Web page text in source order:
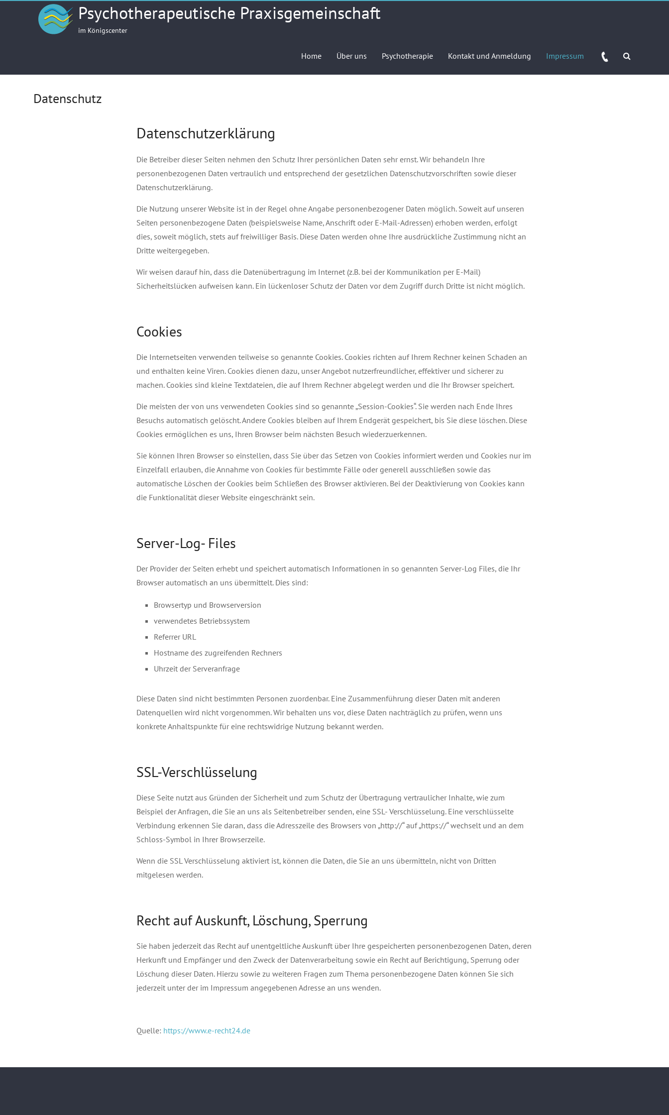
Psychotherapeutische Praxisgemeinschaft
im Königscenter
Home Über uns Psychotherapie Kontakt und Anmeldung Impressum
Datenschutz
Datenschutzerklärung
Die Betreiber dieser Seiten nehmen den Schutz Ihrer persönlichen Daten sehr ernst. Wir behandeln Ihre
personenbezogenen Daten vertraulich und entsprechend der gesetzlichen Datenschutzvorschriften sowie dieser
Datenschutzerklärung.
Die Nutzung unserer Website ist in der Regel ohne Angabe personenbezogener Daten möglich. Soweit auf unseren
Seiten personenbezogene Daten (beispielsweise Name, Anschrift oder E-Mail-Adressen) erhoben werden, erfolgt
dies, soweit möglich, stets auf freiwilliger Basis. Diese Daten werden ohne Ihre ausdrückliche Zustimmung nicht an
Dritte weitergegeben.
Wir weisen darauf hin, dass die Datenübertragung im Internet (z.B. bei der Kommunikation per E-Mail)
Sicherheitslücken aufweisen kann. Ein lückenloser Schutz der Daten vor dem Zugriff durch Dritte ist nicht möglich.
Cookies
Die Internetseiten verwenden teilweise so genannte Cookies. Cookies richten auf Ihrem Rechner keinen Schaden an
und enthalten keine Viren. Cookies dienen dazu, unser Angebot nutzerfreundlicher, effektiver und sicherer zu
machen. Cookies sind kleine Textdateien, die auf Ihrem Rechner abgelegt werden und die Ihr Browser speichert.
Die meisten der von uns verwendeten Cookies sind so genannte „Session-Cookies“. Sie werden nach Ende Ihres
Besuchs automatisch gelöscht. Andere Cookies bleiben auf Ihrem Endgerät gespeichert, bis Sie diese löschen. Diese
Cookies ermöglichen es uns, Ihren Browser beim nächsten Besuch wiederzuerkennen.
Sie können Ihren Browser so einstellen, dass Sie über das Setzen von Cookies informiert werden und Cookies nur im
Einzelfall erlauben, die Annahme von Cookies für bestimmte Fälle oder generell ausschließen sowie das
automatische Löschen der Cookies beim Schließen des Browser aktivieren. Bei der Deaktivierung von Cookies kann
die Funktionalität dieser Website eingeschränkt sein.
Server-Log- Files
Der Provider der Seiten erhebt und speichert automatisch Informationen in so genannten Server-Log Files, die Ihr
Browser automatisch an uns übermittelt. Dies sind:
Browsertyp und Browserversion
verwendetes Betriebssystem
Referrer URL
Hostname des zugreifenden Rechners
Uhrzeit der Serveranfrage
Diese Daten sind nicht bestimmten Personen zuordenbar. Eine Zusammenführung dieser Daten mit anderen
Datenquellen wird nicht vorgenommen. Wir behalten uns vor, diese Daten nachträglich zu prüfen, wenn uns
konkrete Anhaltspunkte für eine rechtswidrige Nutzung bekannt werden.
SSL-Verschlüsselung
Diese Seite nutzt aus Gründen der Sicherheit und zum Schutz der Übertragung vertraulicher Inhalte, wie zum
Beispiel der Anfragen, die Sie an uns als Seitenbetreiber senden, eine SSL- Verschlüsselung. Eine verschlüsselte
Verbindung erkennen Sie daran, dass die Adresszeile des Browsers von „http://“ auf „https://“ wechselt und an dem
Schloss-Symbol in Ihrer Browserzeile.
Wenn die SSL Verschlüsselung aktiviert ist, können die Daten, die Sie an uns übermitteln, nicht von Dritten
mitgelesen werden.
Recht auf Auskunft, Löschung, Sperrung
Sie haben jederzeit das Recht auf unentgeltliche Auskunft über Ihre gespeicherten personenbezogenen Daten, deren
Herkunft und Empfänger und den Zweck der Datenverarbeitung sowie ein Recht auf Berichtigung, Sperrung oder
Löschung dieser Daten. Hierzu sowie zu weiteren Fragen zum Thema personenbezogene Daten können Sie sich
jederzeit unter der im Impressum angegebenen Adresse an uns wenden.
Quelle: https://www.e-recht24.de